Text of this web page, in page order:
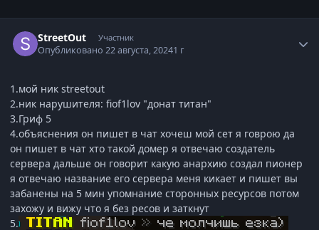
StreetOut Участник
Опубликовано22 августа, 20241 г
1.мой ник streetout
2.ник нарушителя: fiof1lov "донат титан"
3.Гриф 5
4.объяснения он пишет в чат хочеш мой сет я говрою да
он пишет в чат хто такой домер я отвечаю создатель
сервера дальше он говорит какую анархию создал пионер
я отвечаю название его сервера меня кикает и пишет вы
забанены на 5 мин упомнание сторонных ресурсов потом
захожу и вижу что я без ресов и заткнут
5.